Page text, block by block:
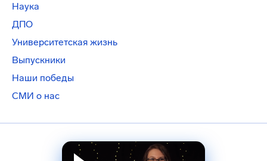
Наука
ДПО
Университетская жизнь
Выпускники
Наши победы
СМИ о нас